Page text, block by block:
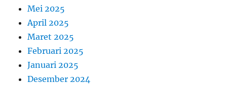
Mei 2025
April 2025
Maret 2025
Februari 2025
Januari 2025
Desember 2024